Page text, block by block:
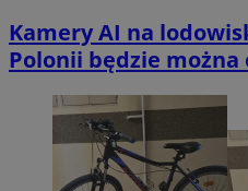
Kamery AI na
Polonii będzie można